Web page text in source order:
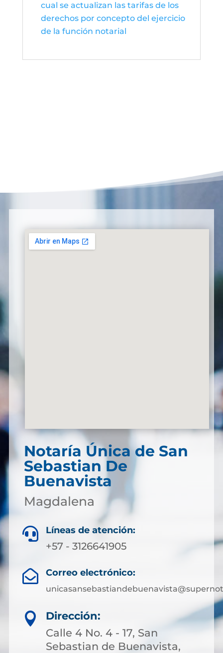
cual se actualizan las tarifas de los
derechos por concepto del ejercicio
de la función notarial
Notaría Única de San
Sebastian De
Buenavista
Magdalena
 Líneas de atención:
+57 - 3126641905
 Correo electrónico:

Dirección:
Calle 4 No. 4 - 17, San
Sebastian de Buenavista,